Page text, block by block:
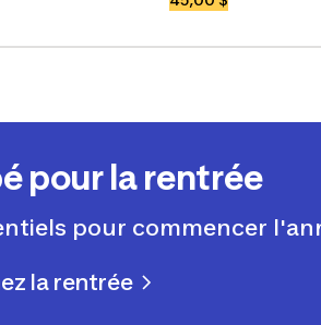
pour la rentrée
pour commencer
la rentrée